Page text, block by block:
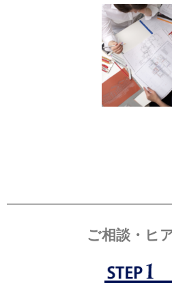
ご相談・ヒ